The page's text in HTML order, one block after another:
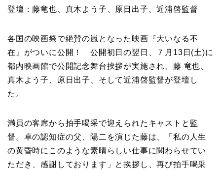
登壇：藤竜也、真木よう子、原日出子、近浦啓監督
各国の映画祭で絶賛の嵐となった映画『大いなる不
在』がついに公開！ 公開初日の翌日、７月13日(土)に
都内映画館で公開記念舞台挨拶が実施され、藤 竜也、
真木よう子、原日出子、そして近浦啓監督が登壇し
た。
満員の客席から拍手喝采で迎えられたキャストと監
督。卓の認知症の父、陽二を演じた藤は、「私の人生
の黄昏時にこのような素晴らしい仕事に関わらせてい
ただき、感謝しております」と挨拶し、再び拍手喝采